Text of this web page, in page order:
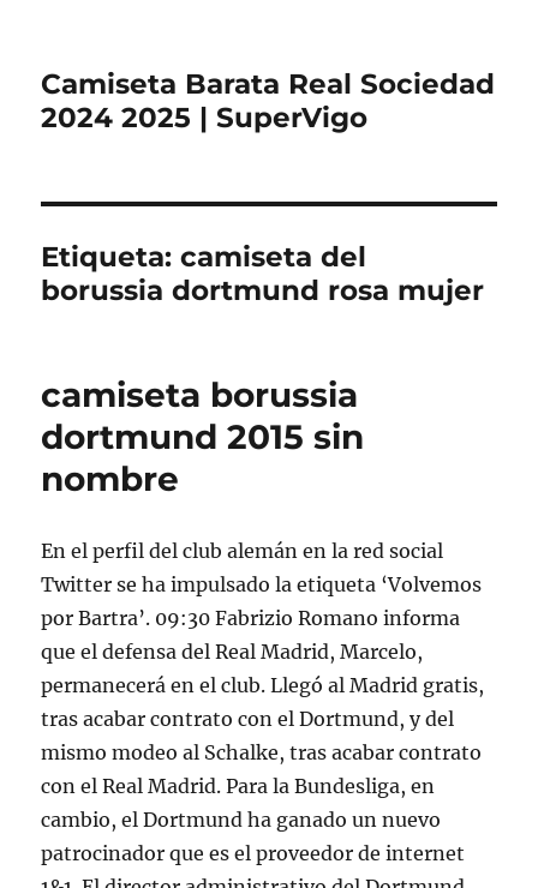
Camiseta Barata Real Sociedad
2024 2025 | SuperVigo
Etiqueta:camiseta del
borussia dortmund rosa mujer
camiseta borussia
dortmund 2015 sin
nombre
En el perfil del club alemán en la red social
Twitter se ha impulsado la etiqueta ‘Volvemos
por Bartra’. 09:30 Fabrizio Romano informa
que el defensa del Real Madrid, Marcelo,
permanecerá en el club. Llegó al Madrid gratis,
tras acabar contrato con el Dortmund, y del
mismo modeo al Schalke, tras acabar contrato
con el Real Madrid. Para la Bundesliga, en
cambio, el Dortmund ha ganado un nuevo
patrocinador que es el proveedor de internet